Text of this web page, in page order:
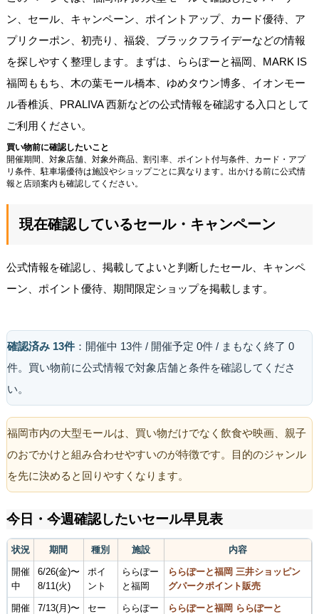
ン、セール、キャンペーン、ポイントアップ、カード優待、ア
プリクーポン、初売り、福袋、ブラックフライデーなどの情報
を探しやすく整理します。まずは、ららぽーと福岡、MARK IS
福岡ももち、木の葉モール橋本、ゆめタウン博多、イオンモー
ル香椎浜、PRALIVA 西新などの公式情報を確認する入口として
ご利用ください。
買い物前に確認したいこと
開催期間、対象店舗、対象外商品、割引率、ポイント付与条件、カード・アプ
リ条件、駐車場優待は施設やショップごとに異なります。出かける前に公式情
報と店頭案内も確認してください。
現在確認しているセール・キャンペーン
公式情報を確認し、掲載してよいと判断したセール、キャンペ
ーン、ポイント優待、期間限定ショップを掲載します。
確認済み 13件：開催中 13件 / 開催予定 0件 / まもなく終了 0
件。買い物前に公式情報で対象店舗と条件を確認してくださ
い。
福岡市内の大型モールは、買い物だけでなく飲食や映画、親子
のおでかけと組み合わせやすいのが特徴です。目的のジャンル
を先に決めると回りやすくなります。
今日・今週確認したいセール早見表
状況 期間 種別 施設 内容
開催
中
6/26(金)〜
8/11(火)
ポイ
ント
ららぽー
と福岡
ららぽーと福岡 三井ショッピン
グパークポイント販売
開催
7/13(月)〜
セー
ららぽー
ららぽーと福岡 ららぽーと